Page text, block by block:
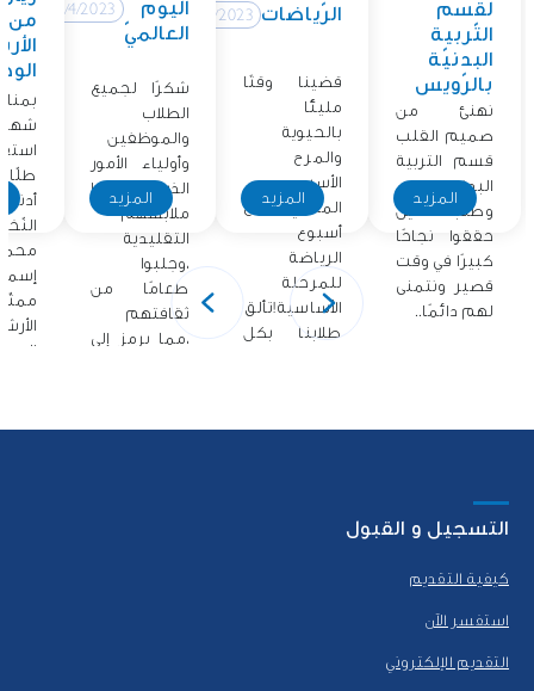
لقسم
التّربية
البدنيّة
بالرّويس
نهنئ من
صميم القلب
قسم التربية
البدنية
وطلابنا الذين
حققوا نجاحًا
كبيرًا في وقت
قصير ونتمنى
لهم دائمًا..
المزيد
الرّياضات 12/4/2023
قضينا وقتًا
مليئًا
بالحيوية
والمرح
الأسبوع
الماضي مع
أسبوع
الرياضة
للمرحلة
الأساسية!تألق
طلابنا بكل
المزيد
اليوم
العالميّ
12/4/2023
شكرًا لجميع
الطلاب
والموظفين
وأولياء الأمور
الذين ارتدوا
ملابسهم
التقليدية
،وجلبوا
طعامًا من
ثقافتهم
،مما يرمز إلى
المزيد
من
شهر
التسجيل و القبول
كيفية التقديم
استفسر الآن
التقديم الإلكتروني